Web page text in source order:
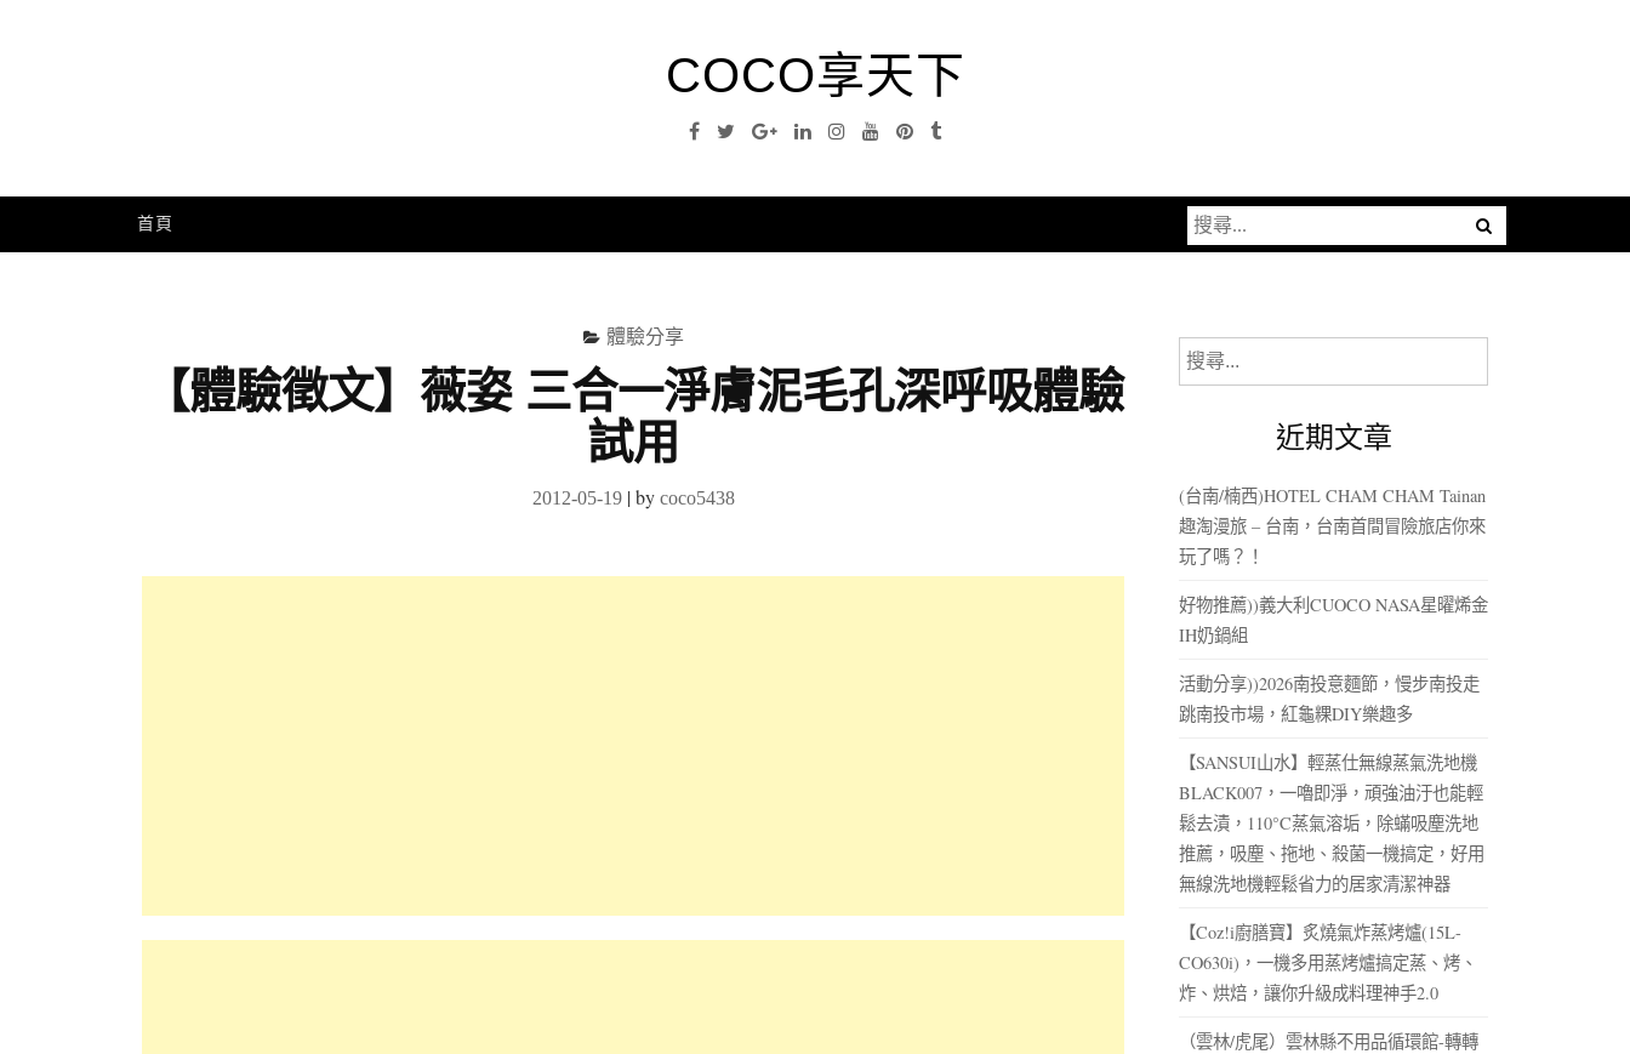
COCO享天下
Facebook
TwitterGoogleLinkedinInstagramYouTubePinterest
Tumblr
首頁
搜
尋
字:
體驗分享
【體驗徵文】薇姿 三合一淨膚泥毛孔深呼吸體驗
試用
2012-05-19|by coco5438
搜
尋
近期文章
(台南/楠西)HOTEL CHAM CHAM Tainan
趣淘漫旅 – 台南，台南首間冒險旅店你來
玩了嗎？！
好物推薦))義大利CUOCO NASA星曜烯金
IH奶鍋組
活動分享))2026南投意麵節，慢步南投走
跳南投市場，紅龜粿DIY樂趣多
【SANSUI山水】輕蒸仕無線蒸氣洗地機
BLACK007，一嚕即淨，頑強油汙也能輕
鬆去漬，110°C蒸氣溶垢，除蟎吸塵洗地
推薦，吸塵、拖地、殺菌一機搞定，好用
無線洗地機輕鬆省力的居家清潔神器
【Coz!i廚膳寶】炙燒氣炸蒸烤爐(15L-
CO630i)，一機多用蒸烤爐搞定蒸、烤、
炸、烘焙，讓你升級成料理神手2.0
（雲林/虎尾）雲林縣不用品循環館-轉轉